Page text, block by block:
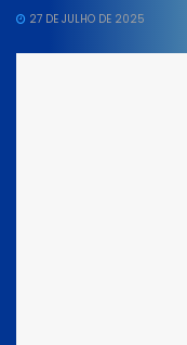
27 DE JULHO DE 2025